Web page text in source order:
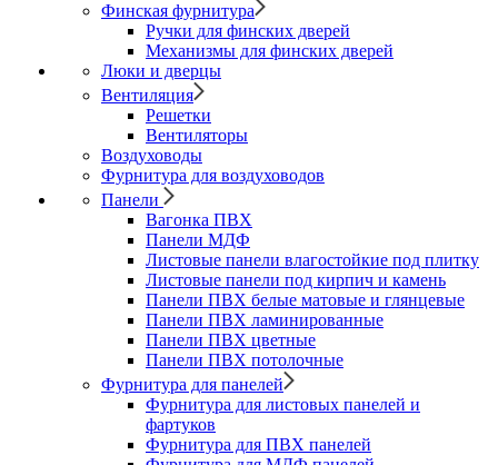
Финская фурнитура
Ручки для финских дверей
Механизмы для финских дверей
Люки и дверцы
Вентиляция
Решетки
Вентиляторы
Воздуховоды
Фурнитура для воздуховодов
Панели
Вагонка ПВХ
Панели МДФ
Листовые панели влагостойкие под плитку
Листовые панели под кирпич и камень
Панели ПВХ белые матовые и глянцевые
Панели ПВХ ламинированные
Панели ПВХ цветные
Панели ПВХ потолочные
Фурнитура для панелей
Фурнитура для листовых панелей и
фартуков
Фурнитура для ПВХ панелей